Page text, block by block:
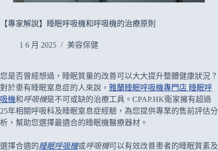
【專家解說】睡眠呼吸機和呼吸機的治療原則
1 6 月 2025 美容保健
您是否曾經想過，睡眠質量的改善可以大大提升整體健康狀況？
對於患有睡眠窒息症的人來說， 雅蘭睡眠呼吸機專門店 睡眠呼
吸機和呼吸機是不可或缺的治療工具。CPAP.HK衛家擁有超過
25年相關呼吸科及睡眠窒息症經驗，為您提供專業的售前評估分
析，幫助您選擇最適合的睡眠機醫療器材。
選擇合適的睡眠呼吸機或呼吸機可以有效改善患者的睡眠質素及